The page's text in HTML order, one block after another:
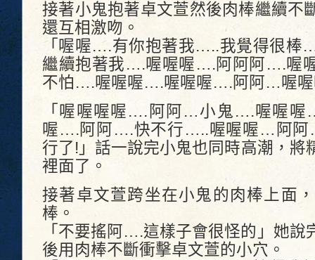
接著小鬼抱著卓文萱然後肉棒繼續不
還互相激吻。
「喔喔….有你抱著我…..我覺得很
繼續抱著我….喔喔喔….阿阿阿….喔
不怕….喔喔喔….喔喔喔….阿阿…喔喔
「喔喔喔喔….阿阿…小鬼….喔喔
喔….阿阿….快不行…..喔喔喔…阿
行了!」話一說完小鬼也同時高潮，將
裡面了。
接著卓文萱跨坐在小鬼的肉棒上面
棒。
「不要搖阿….這樣子會很怪的」她說
後用肉棒不斷衝擊卓文萱的小穴。